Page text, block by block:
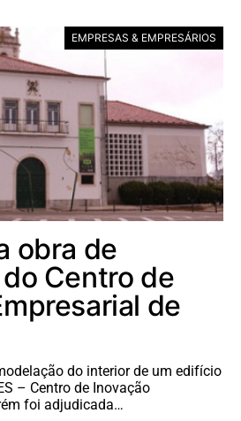
EMPRESAS & EMPRESÁRIOS
obra de
Centro de
de
do interior de um edifício
– Centro de Inovação
foi adjudicada…